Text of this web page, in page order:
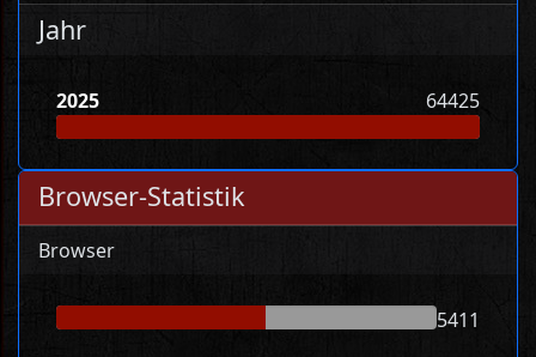
Jahr
2025 64425
Browser-Statistik
Browser
5411